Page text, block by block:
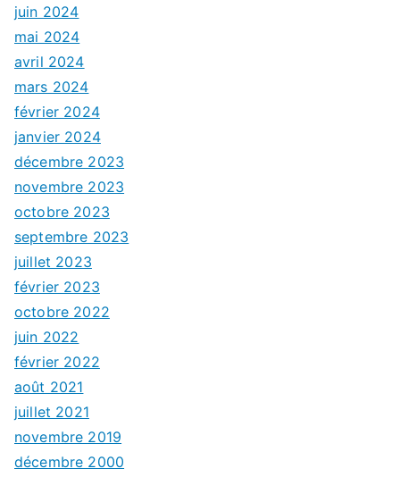
juin 2024
mai 2024
avril 2024
mars 2024
février 2024
janvier 2024
décembre 2023
novembre 2023
octobre 2023
septembre 2023
juillet 2023
février 2023
octobre 2022
juin 2022
février 2022
août 2021
juillet 2021
novembre 2019
décembre 2000